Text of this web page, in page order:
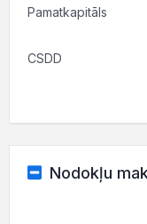
Pamatkapitāls
CSDD
Nodokļu